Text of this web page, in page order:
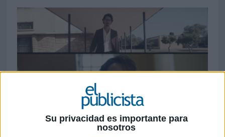
Su privacidad es importante para
nosotros
19 DE SEPTIEMBRE DE 2019
Ficha técnica “Yo Mó, tu no”